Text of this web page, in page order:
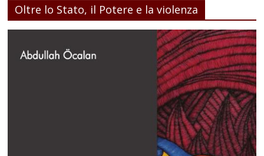
Oltre lo Stato, il Potere e la violenza